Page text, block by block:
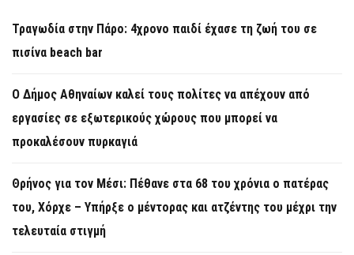
Τραγωδία στην Πάρο: 4χρονο παιδί έχασε τη ζωή του σε
πισίνα beach bar
Ο Δήμος Αθηναίων καλεί τους πολίτες να απέχουν από
εργασίες σε εξωτερικούς χώρους που μπορεί να
προκαλέσουν πυρκαγιά
Θρήνος για τον Μέσι: Πέθανε στα 68 του χρόνια ο πατέρας
του, Χόρχε – Υπήρξε ο μέντορας και ατζέντης του μέχρι την
τελευταία στιγμή